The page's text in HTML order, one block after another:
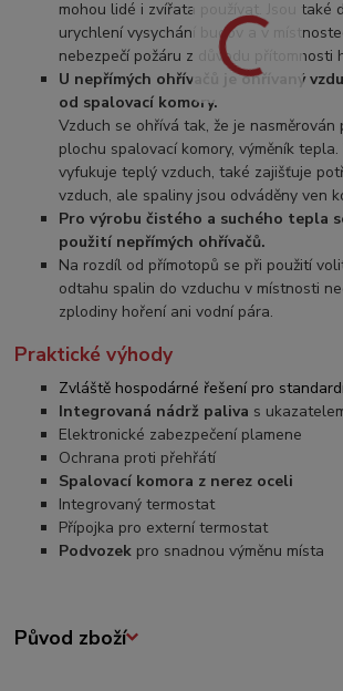
mohou lidé i zvířata používat. Jsou také
urychlení vysychání budov a v
nebezpečí požáru z důvodu přítomnosti
U nepřímých ohřívačů je ohřívaný
od spalovací komory.
Vzduch se ohřívá tak, že je nasměrován
plochu spalovací komory, výměník
vyfukuje teplý vzduch, také zajišťuje
vzduch, ale spaliny jsou odváděny ven
Pro výrobu čistého a suchého tepla
použití nepřímých ohřívačů.
Na rozdíl od přímotopů se při použití
odtahu spalin do vzduchu v místnosti
zplodiny hoření ani vodní pára.
Praktické výhody
Zvláště hospodárné řešení pro
Integrovaná nádrž paliva s
Elektronické zabezpečení plamene
Ochrana proti přehřátí
Spalovací komora z nerez oceli
Integrovaný termostat
Přípojka pro externí termostat
Podvozek pro snadnou výměnu místa
Původ zboží